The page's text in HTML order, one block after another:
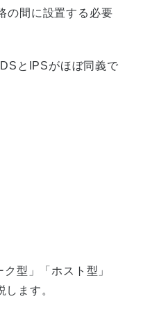
の間に設置する必要
とIPSがほぼ同義で
型」「ホスト型」
ます。